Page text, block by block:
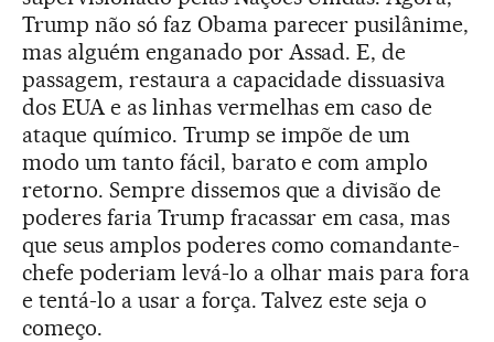
Trump não só faz Obama parecer pusilânime,
mas alguém enganado por Assad. E, de
passagem, restaura a capacidade dissuasiva
dos EUA e as linhas vermelhas em caso de
ataque químico. Trump se impõe de um
modo um tanto fácil, barato e com amplo
retorno. Sempre dissemos que a divisão de
poderes faria Trump fracassar em casa, mas
que seus amplos poderes como comandante-
chefe poderiam levá-lo a olhar mais para fora
e tentá-lo a usar a força. Talvez este seja o
começo.